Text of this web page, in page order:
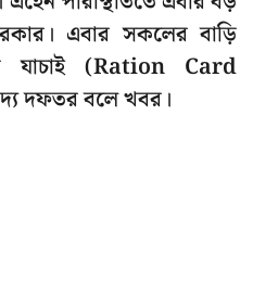
এবার সকলের বাড়ি
যাচাই (Ration Card
দফতর বলে খবর।